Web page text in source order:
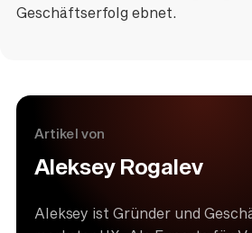
Geschäftserfolg ebnet.
Artikel von
Aleksey Rogalev
Aleksey ist Gründer und